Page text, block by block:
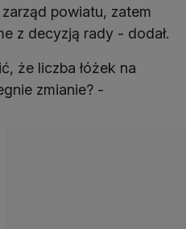
powiatu, zatem
z decyzją rady - dodał.
że liczba łóżek na
zmianie? -